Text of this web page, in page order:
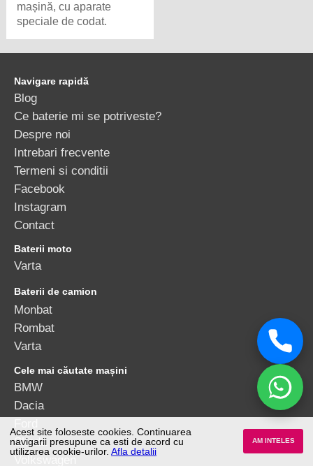
Acest site foloseste cookies. Continuarea
navigarii presupune ca esti de acord cu
utilizarea cookie-urilor. Afla detalii
AM INTELES
mașină, cu aparate
speciale de codat.
Navigare rapidă
Blog
Ce baterie mi se potriveste?
Despre noi
Intrebari frecvente
Termeni si conditii
Facebook
Instagram
Contact
Baterii moto
Varta
Baterii de camion
Monbat
Rombat
Varta
Cele mai căutate mașini
BMW
Dacia
Skoda